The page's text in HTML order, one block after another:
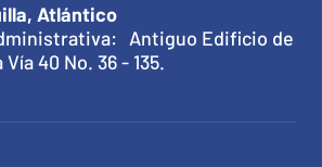
Atlántico
Antiguo Edificio de
Vía 40 No. 36 - 135.